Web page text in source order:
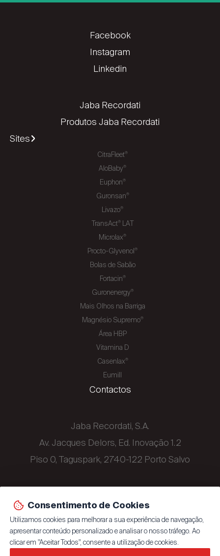
Facebook
Instagram
Linkedin
Jaba Recordati
Produtos Jaba Recordati
Sites
CitraFleet®
AloBaby®
Euphon®
Guronsan®
Livazo®
TransAct®LAT
Microlax®
Procto-Glyvenol®
Bolas de Sabão
Fortacin®
Guronenergy®
Mais Olhos na Barriga
Magnésio Supremo®
Área HBP
Vitamina D
Casenlax®
Eumill
Contactos
Jaba Recordati, S.A.
Av. Jacques Delors, Ed. Inovação 1.2
Piso 0, Taguspark, 2740-122 Porto Salvo
© 2026 Jaba Recordati, S.A.
Consentimento de Cookies
Utilizamos cookies para melhorar a sua experiência de navegação,
apresentar conteúdo personalizado e analisar o nosso tráfego. Ao
clicar em "Aceitar Todos", consente a utilização de cookies.